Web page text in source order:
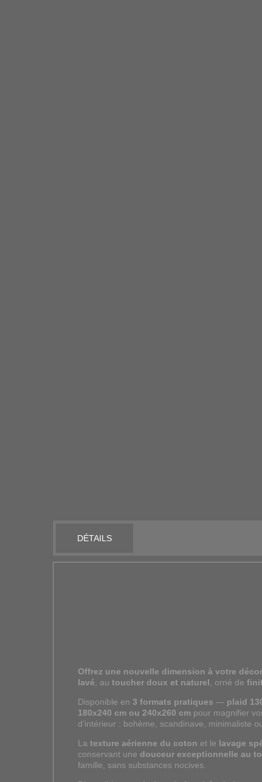
DÉTAILS
Offrez une nouvelle dimension à votre
lavé , au toucher doux et naturel , orné de
Disponible en 3 formats pratiques — plaid
180x240 cm ou 240x260 cm pour magnifier
d’intérieur : bohème, scandinave, minimaliste
La texture aérienne du coton et le lavage
conservant une douceur exceptionnelle au
famille, sans substances nocives.